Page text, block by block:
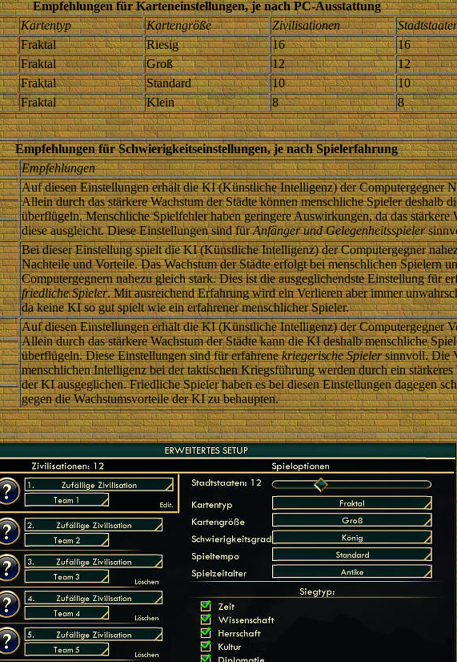
Empfehlungen für Karteneinstellungen, je nach PC-Ausstattung
Kartentyp Kartengröße Zivilisationen
Fraktal Riesig 16
16
Fraktal Groß 12
12
Fraktal Standard 10
10
Fraktal Klein 8 8
Empfehlungen für Schwierigkeitseinstellungen, je nach Spielerfahrung
Empfehlungen
Auf diesen Einstellungen erhält die KI (Künstliche Intelligenz) der Computergegner
Allein durch das stärkere Wachstum der Städte können menschliche Spieler deshalb
überflügeln. Menschliche Spielfehler haben geringere Auswirkungen, da das stärkere
diese ausgleicht. Diese Einstellungen sind fürAnfänger und Gelegenheitsspieler
Bei dieser Einstellung spielt die KI (Künstliche Intelligenz) der Computergegner
Nachteile und Vorteile. Das Wachstum der Städte erfolgt bei menschlichen Spielern
Computergegnern nahezu gleich stark. Dies ist die ausgeglichendste Einstellung für
friedliche Spieler. Mit ausreichend Erfahrung wird ein Verlieren aber immer
da keine KI so gut spielt wie ein erfahrener menschlicher Spieler.
Auf diesen Einstellungen erhält die KI (Künstliche Intelligenz) der Computergegner
Allein durch das stärkere Wachstum der Städte kann die KI deshalb menschliche
überflügeln. Diese Einstellungen sind für erfahrenekriegerische Spielersinnvoll. Die
menschlichen Intelligenz bei der taktischen Kriegsführung werden durch ein stärkeres
der KI ausgeglichen. Friedliche Spieler haben es bei diesen Einstellungen dagegen
gegen die Wachstumsvorteile der KI zu behaupten.